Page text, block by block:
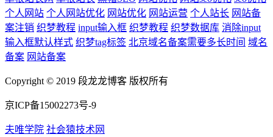
个人网站 个人网站优化 网站优化 网站运营 个人站长 网站备
案注销 织梦教程 input输入框 织梦教程 织梦数据库 消除input
输入框默认样式 织梦tag标签 北京域名备案需要多长时间 域名
备案 网站备案
Copyright © 2019 段龙龙博客 版权所有
京ICP备15002273号-9
夫唯学院 社会猿技术网